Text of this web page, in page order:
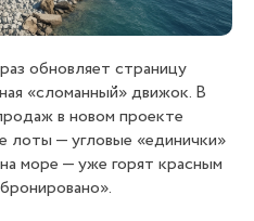
обновляет страницу
«сломанный» движок. В
в новом проекте
лоты — угловые «единички»
море — уже горят красным